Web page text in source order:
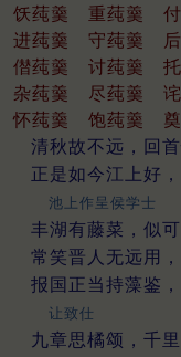
饫莼羹
重莼羹
进莼羹
守莼羹
僣莼羹
讨莼羹
杂莼羹
尽莼羹
怀莼羹
饱莼羹
清秋故不远，回首
正是如今江上好
池上作呈侯学士
丰湖有藤菜，似可
常笑晋人无远用
报国正当持藻鉴
让致仕
九章思橘颂，千里